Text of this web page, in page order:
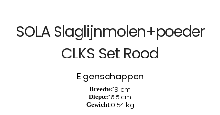
SOLA Slaglijnmolen+poeder
CLKS Set Rood
Eigenschappen
Breedte:19 cm
Diepte:16.5 cm
Gewicht:0.54 kg